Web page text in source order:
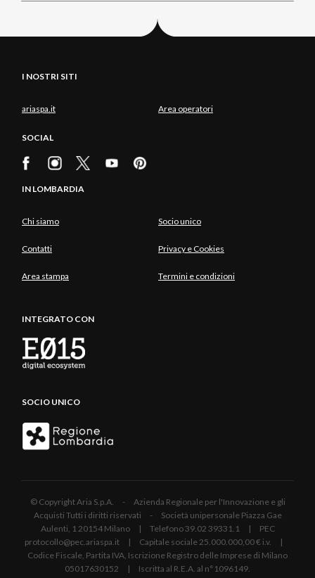
I NOSTRI SITI
ariaspa.it Area operatori
SOCIAL
IN LOMBARDIA
Chi siamo Socio unico
Contatti Privacy e Cookies
Area stampa Termini e condizioni
INTEGRATO CON
SOCIO UNICO
© Copyright Aria S.p.A. - Azienda Regionale per l'Innovazione e gli
Acquisti Tutti i diritti riservati - Società unipersonale Piazza Gae
Aulenti, 1 20154 Milano | Telefono 39.02 39331.1 | PEC
protocollo@pec.ariaspa.it | Capitale sociale 25.000.000,00 € i.v. |
Codice Fiscale, Partita IVA, Iscrizione Registro delle Imprese di Milano
05017630152 | Iscritta al R.E.A. al n°1096149.